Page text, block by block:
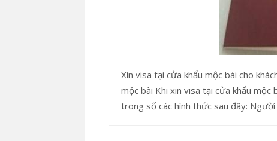
Xin visa tại cửa khẩu mộc bài cho
mộc bài Khi xin visa tại cửa khẩu
trong số các hình thức sau đây: